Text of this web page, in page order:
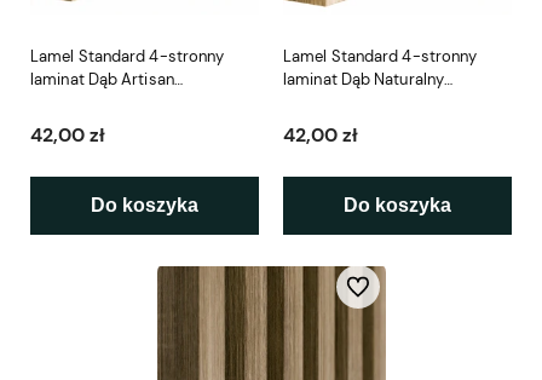
Lamel Standard 4-stronny
laminat Dąb Artisan
42,00 zł
Do koszyka
Lamel Standard 4-stronny
laminat Dąb Naturalny
42,00 zł
Do koszyka
Do ulubionych